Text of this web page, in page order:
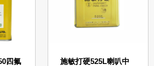
四氟
施敏打硬525L喇叭中